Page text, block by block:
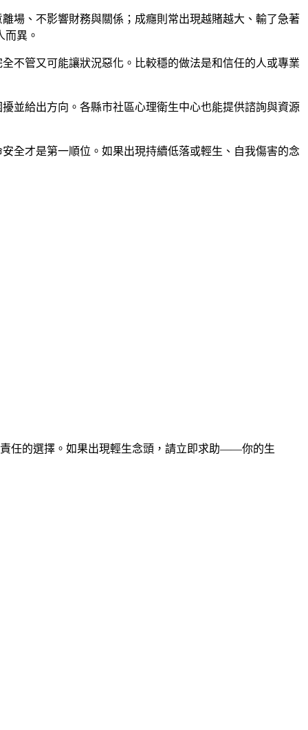
場、不影響財務與關係；成癮則常出現越賭越大、輸了急著
異。
不管又可能讓狀況惡化。比較穩的做法是和信任的人或專業
並給出方向。各縣市社區心理衛生中心也能提供諮詢與資源
全才是第一順位。如果出現持續低落或輕生、自我傷害的念
任的選擇。如果出現輕生念頭，請立即求助——你的生